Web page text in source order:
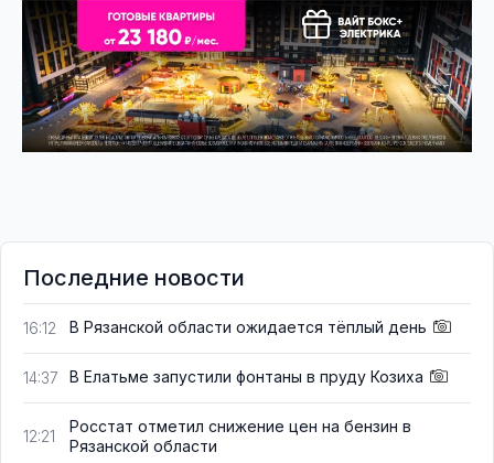
Последние новости
16:12 В Рязанской области ожидается тёплый день
14:37 В Елатьме запустили фонтаны в пруду Козиха
12:21
Росстат отметил снижение цен на бензин в
Рязанской области